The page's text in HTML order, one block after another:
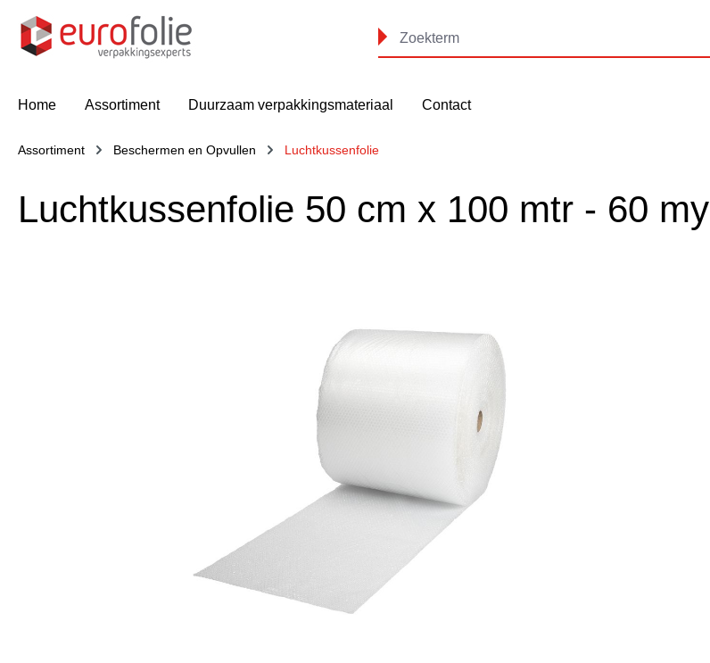
Ga naar de hoofdnavigatie
Home Assortiment Duurzaam verpakkingsmateriaal Contact
Assortiment Beschermen en Opvullen Luchtkussenfolie
Luchtkussenfolie 50 cm x 100 mtr - 60 my